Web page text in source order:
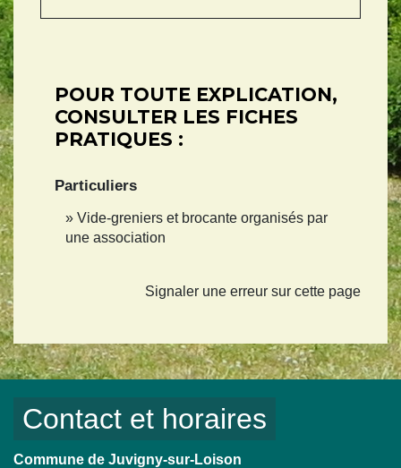
POUR TOUTE EXPLICATION,
CONSULTER LES FICHES
PRATIQUES :
Particuliers
Vide-greniers et brocante organisés par
une association
Signaler une erreur sur cette page
Contact et horaires
Commune de Juvigny-sur-Loison